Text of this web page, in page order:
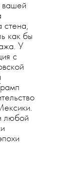
стена,
как бы
У
с
любой